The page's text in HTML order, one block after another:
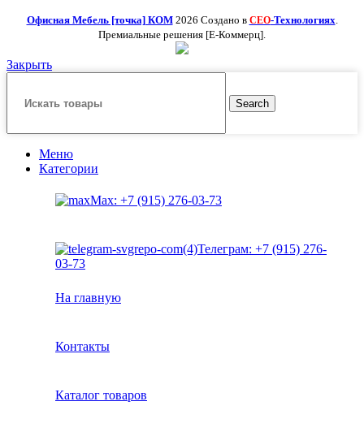
Офисная Мебель [точка] КОМ 2026 Создано в СЕО-Технологиях.
Премиальные решения [Е-Коммерц].
Закрыть
Search
Меню
Категории
Max: +7 (915) 276-03-73
Телеграм: +7 (915) 276-
03-73
На главную
Контакты
Каталог товаров